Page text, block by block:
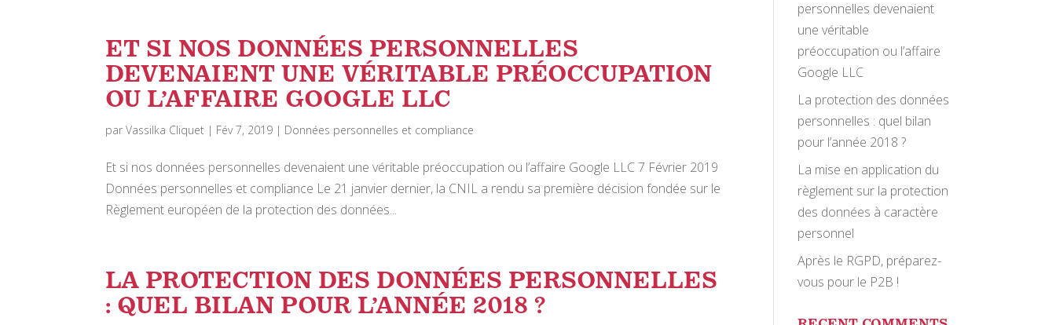
ET SI NOS DONNÉES PERSONNELLES
DEVENAIENT UNE VÉRITABLE PRÉOCCUPATION
OU L’AFFAIRE GOOGLE LLC
parVassilka Cliquet | Fév 7, 2019 | Données personnelles et compliance
Et si nos données personnelles devenaient une véritable préoccupation ou l’affaire Google LLC 7 Février 2019
Données personnelles et compliance Le 21 janvier dernier, la CNIL a rendu sa première décision fondée sur le
Règlement européen de la protection des données...
LA PROTECTION DES DONNÉES PERSONNELLES
: QUEL BILAN POUR L’ANNÉE 2018 ?
personnelles devenaient
une véritable
préoccupation ou l’affaire
Google LLC
La protection des données
personnelles : quel bilan
pour l’année 2018 ?
La mise en application du
règlement sur la protection
des données à caractère
personnel
Après le RGPD, préparez-
vous pour le P2B !